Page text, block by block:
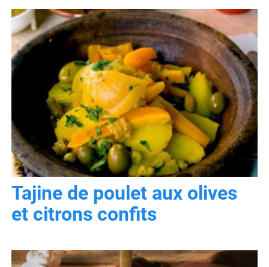
Tajine de poulet aux olives
et citrons confits